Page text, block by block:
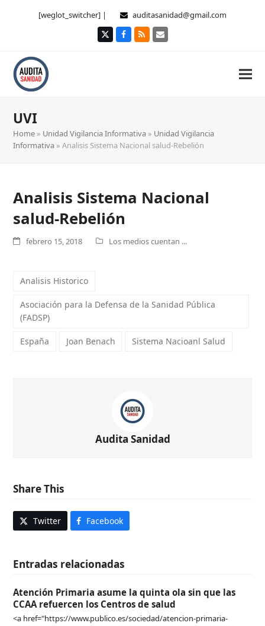
[weglot_switcher] | auditasanidad@gmail.com
TwitterFacebook
RSS Correo
UVI
Home » Unidad Vigilancia Informativa » Unidad Vigilancia
Informativa »Analisis Sistema Nacional salud-Rebelión
Analisis Sistema Nacional
salud-Rebelión
febrero 15, 2018 Los medios cuentan ...
Analisis Historico
Asociación para la Defensa de la Sanidad Pública
(FADSP)
España Joan Benach Sistema Nacioanl Salud
Audita Sanidad
Share This
Twitter Facebook
Entradas relacionadas
Atención Primaria asume la quinta ola sin que las
CCAA refuercen los Centros de salud
<a href="https://www.publico.es/sociedad/atencion-primaria-